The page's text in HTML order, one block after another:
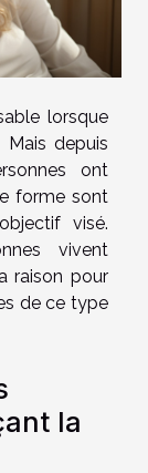
lorsque
depuis
ont
forme sont
visé.
vivent
raison pour
de ce type
la